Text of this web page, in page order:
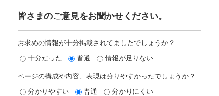
皆さまのご意見をお聞かせください。
お求めの情報が十分掲載されてましたでしょうか？
十分だった
普通 情報が足りない
ページの構成や内容、表現は分りやすかったでしょうか？
分かりやすい
普通 分かりにくい